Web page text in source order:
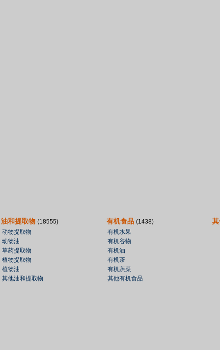
油和提取物 (18555)
动物提取物
动物油
草药提取物
植物提取物
植物油
其他油和提取物
有机食品 (1438)
有机水果
有机谷物
有机油
有机茶
有机蔬菜
其他有机食品